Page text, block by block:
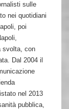
sulle
nei quotidiani
poi
svolta, con
Dal 2004 il
nel 2013
pubblica,